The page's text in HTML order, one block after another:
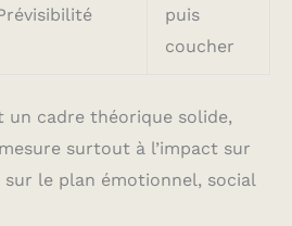
puis
coucher
un cadre théorique solide,
surtout à l’impact sur
sur le plan émotionnel, social